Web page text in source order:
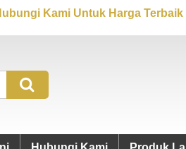
Kami Untuk Harga Terbaik